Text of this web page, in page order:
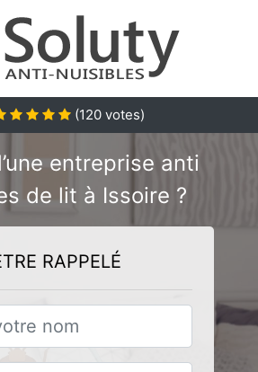
(120votes)
entreprise anti
de lit à Issoire ?
RAPPELÉ